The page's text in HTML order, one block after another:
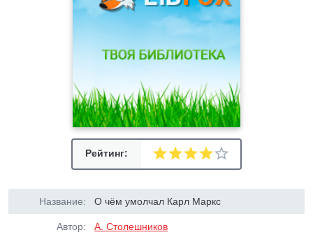
Рейтинг:
Название: О чём умолчал Карл Маркс
Автор: А. Столешников